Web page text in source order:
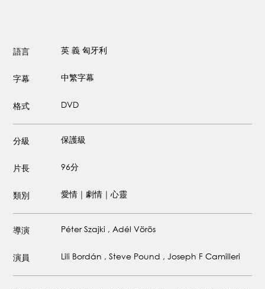
語言 英 義 匈牙利
字幕 中繁字幕
格式 DVD
分級 保護級
片長 96分
類別 愛情｜劇情｜心靈
導演 Péter Szajki , Adél Vörös
演員 Lili Bordán , Steve Pound , Joseph F Camilleri